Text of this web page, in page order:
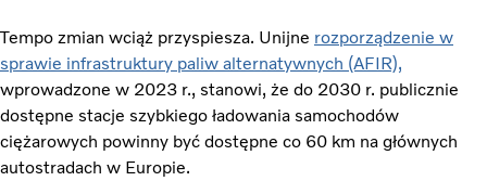
Tempo zmian wciąż przyspiesza. Unijne rozporządzenie w
sprawie infrastruktury paliw alternatywnych (AFIR),
wprowadzone w 2023 r., stanowi, że do 2030 r. publicznie
dostępne stacje szybkiego ładowania samochodów
ciężarowych powinny być dostępne co 60 km na głównych
autostradach w Europie.